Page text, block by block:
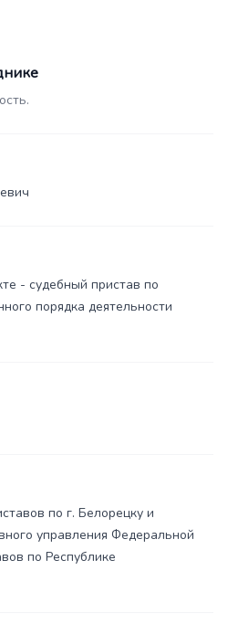
- судебный пристав по
порядка деятельности
по г. Белорецку и
управления Федеральной
по Республике